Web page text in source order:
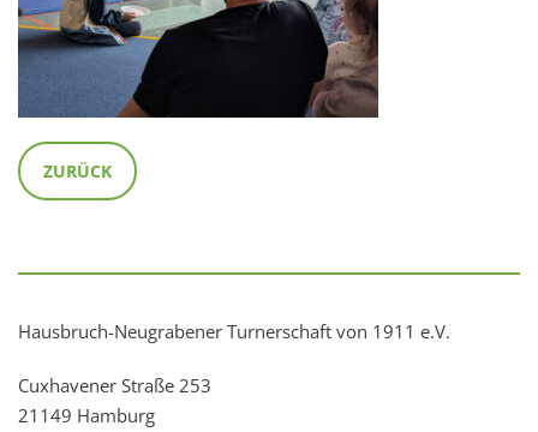
ZURÜCK
Hausbruch-Neugrabener Turnerschaft von 1911 e.V.
Cuxhavener Straße 253
21149 Hamburg